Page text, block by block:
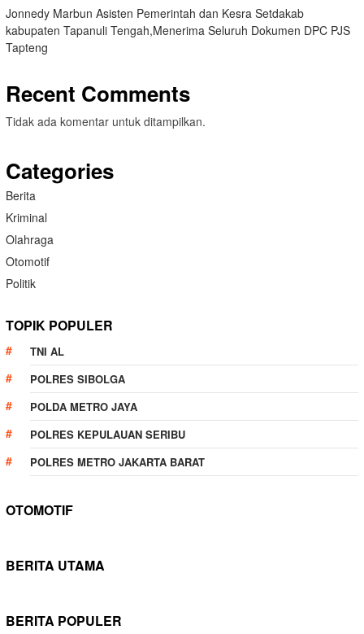
Jonnedy Marbun Asisten Pemerintah dan Kesra Setdakab
kabupaten Tapanuli Tengah,Menerima Seluruh Dokumen DPC PJS
Tapteng
Recent Comments
Tidak ada komentar untuk ditampilkan.
Categories
Berita
Kriminal
Olahraga
Otomotif
Politik
TOPIK POPULER
TNI AL
POLRES SIBOLGA
POLDA METRO JAYA
POLRES KEPULAUAN SERIBU
POLRES METRO JAKARTA BARAT
OTOMOTIF
BERITA UTAMA
BERITA POPULER